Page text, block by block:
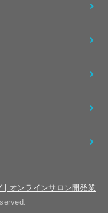
| オンラインサロン開発業